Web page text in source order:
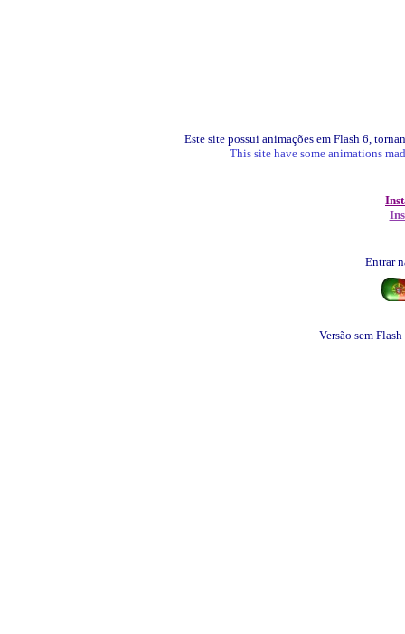
Este site possui animações em Flash 6,
This site have some animations
Entrar
Versão sem Flash